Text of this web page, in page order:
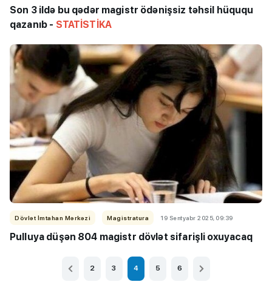
Son 3 ildə bu qədər magistr ödənişsiz təhsil hüququ
qazanıb - STATİSTİKA
Dövlət İmtahan Mərkəzi Magistratura 19 Sentyabr 2025, 09:39
Pulluya düşən 804 magistr dövlət sifarişli oxuyacaq
2 3 4 5 6